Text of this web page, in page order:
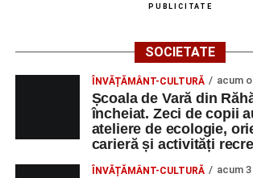
de premiere a medicilor și
Ora 19:00 – Grădina Muzeului
Raica”:
Concert extraordinar
, susținut de
Remus
Concert Band, alcătuit din
Filarmonicii de Stat Târgu Mureș.
Vineri, 29 august
PUBLICITATE
SOCIETATE
ÎNVĂȚĂMÂNT-CULTURĂ acum
Școala de Vară din
încheiat. Zeci de copii
ateliere de ecologie,
carieră și activități
ÎNVĂȚĂMÂNT-CULTURĂ acum